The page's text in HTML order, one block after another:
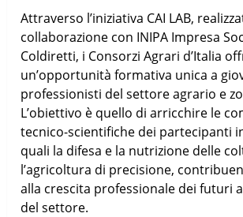
Attraverso l’iniziativa CAI LAB,
collaborazione con INIPA Impresa
Coldiretti, i Consorzi Agrari d’Italia
un’opportunità formativa unica a
professionisti del settore agrario e
L’obiettivo è quello di arricchire le
tecnico-scientifiche dei partecipanti
quali la difesa e la nutrizione delle
l’agricoltura di precisione,
alla crescita professionale dei futuri
del settore.